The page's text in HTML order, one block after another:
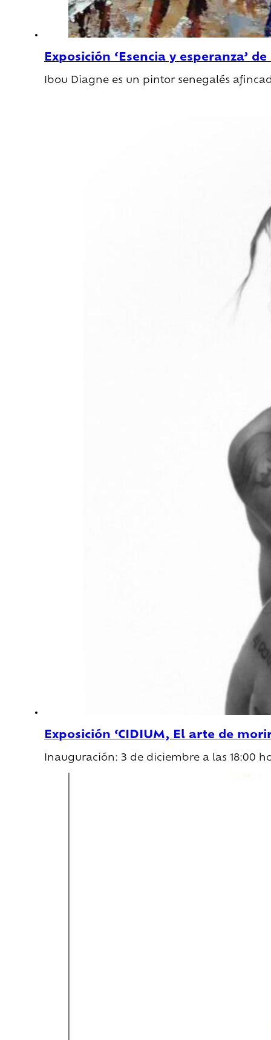
Exposición ‘Esencia y esperanza’
Ibou Diagne es un pintor senegalés
Exposición ‘CIDIUM, El arte de
Inauguración: 3 de diciembre a las 18:00